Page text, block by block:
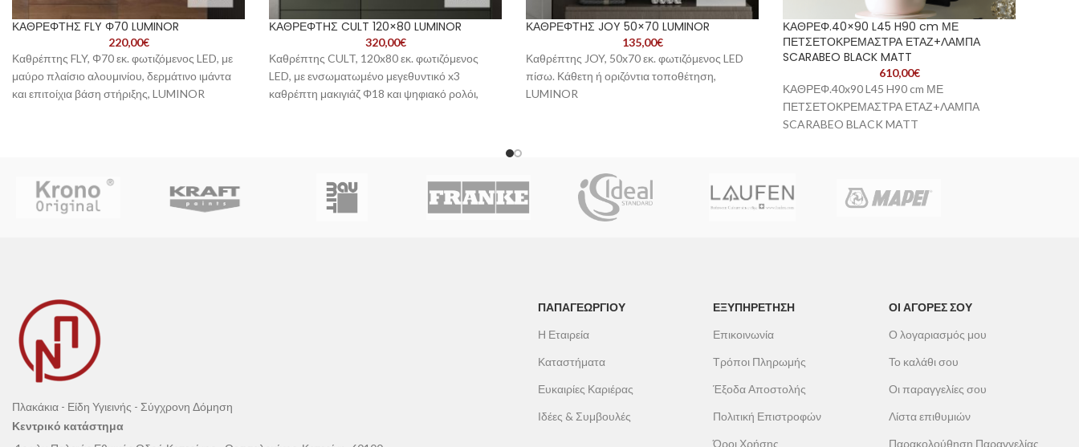
ΚΑΘΡΕΦΤΗΣ FLY Φ70 LUMINOR
220,00€
Καθρέπτης FLY, Φ70 εκ. φωτιζόμενος LED, με
μαύρο πλαίσιο αλουμινίου, δερμάτινο ιμάντα
και επιτοίχια βάση στήριξης, LUMINOR
ΚΑΘΡΕΦΤΗΣ CULT 120×80 LUMINOR
320,00€
Καθρέπτης CULT, 120x80 εκ. φωτιζόμενος
LED, με ενσωματωμένο μεγεθυντικό x3
καθρέπτη μακιγιάζ Φ18 και ψηφιακό ρολόι,
ΚΑΘΡΕΦΤΗΣ JOY 50×70 LUMINOR
135,00€
Καθρέπτης JOY, 50x70 εκ. φωτιζόμενος LED
πίσω. Κάθετη ή οριζόντια τοποθέτηση,
LUMINOR
ΚΑΘΡΕΦ.40×90 L45 H90 cm ΜΕ
ΠΕΤΣΕΤΟΚΡΕΜΑΣΤΡΑ ΕΤΑΖ+ΛΑΜΠΑ
SCARABEO BLACK MATT
610,00€
ΚΑΘΡΕΦ.40x90 L45 H90 cm ΜΕ
ΠΕΤΣΕΤΟΚΡΕΜΑΣΤΡΑ ΕΤΑΖ+ΛΑΜΠΑ
SCARABEO BLACK MATT
Πλακάκια - Είδη Υγιεινής - Σύγχρονη Δόμηση
Κεντρικό κατάστημα
ΠΑΠΑΓΕΩΡΓΊΟΥ
Η Εταιρεία
Καταστήματα
Ευκαιρίες Καριέρας
Ιδέες & Συμβουλές
ΕΞΥΠΗΡΕΤΗΣΗ
Επικοινωνία
Τρόποι Πληρωμής
Έξοδα Αποστολής
Πολιτική Επιστροφών
Όροι Χρήσης
ΟΙ ΑΓΟΡΕΣ ΣΟΥ
Ο λογαριασμός μου
Το καλάθι σου
Οι παραγγελίες σου
Λίστα επιθυμιών
Παρακολούθηση Παραγγελίας